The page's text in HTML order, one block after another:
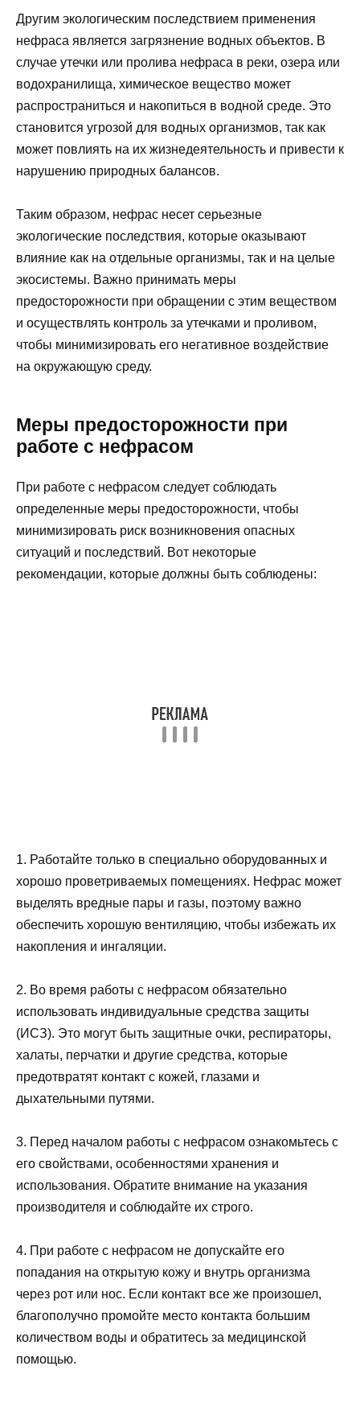
Другим экологическим последствием применения
нефраса является загрязнение водных объектов. В
случае утечки или пролива нефраса в реки, озера или
водохранилища, химическое вещество может
распространиться и накопиться в водной среде. Это
становится угрозой для водных организмов, так как
может повлиять на их жизнедеятельность и привести к
нарушению природных балансов.
Таким образом, нефрас несет серьезные
экологические последствия, которые оказывают
влияние как на отдельные организмы, так и на целые
экосистемы. Важно принимать меры
предосторожности при обращении с этим веществом
и осуществлять контроль за утечками и проливом,
чтобы минимизировать его негативное воздействие
на окружающую среду.
Меры предосторожности при
работе с нефрасом
При работе с нефрасом следует соблюдать
определенные меры предосторожности, чтобы
минимизировать риск возникновения опасных
ситуаций и последствий. Вот некоторые
рекомендации, которые должны быть соблюдены:
1. Работайте только в специально оборудованных и
хорошо проветриваемых помещениях. Нефрас может
выделять вредные пары и газы, поэтому важно
обеспечить хорошую вентиляцию, чтобы избежать их
накопления и ингаляции.
2. Во время работы с нефрасом обязательно
использовать индивидуальные средства защиты
(ИСЗ). Это могут быть защитные очки, респираторы,
халаты, перчатки и другие средства, которые
предотвратят контакт с кожей, глазами и
дыхательными путями.
3. Перед началом работы с нефрасом ознакомьтесь с
его свойствами, особенностями хранения и
использования. Обратите внимание на указания
производителя и соблюдайте их строго.
4. При работе с нефрасом не допускайте его
попадания на открытую кожу и внутрь организма
через рот или нос. Если контакт все же произошел,
благополучно промойте место контакта большим
количеством воды и обратитесь за медицинской
помощью.